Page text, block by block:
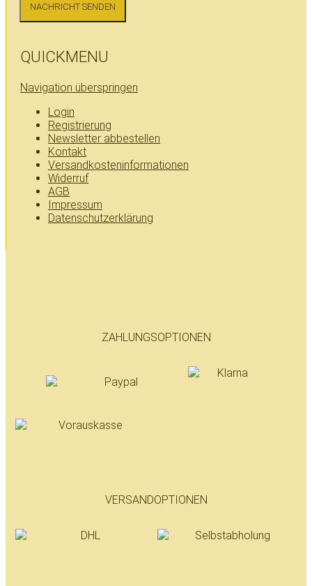
NACHRICHT SENDEN
QUICKMENU
Navigation überspringen
Login
Registrierung
Newsletter abbestellen
Kontakt
Versandkosteninformationen
Widerruf
AGB
Impressum
Datenschutzerklärung
ZAHLUNGSOPTIONEN
VERSANDOPTIONEN